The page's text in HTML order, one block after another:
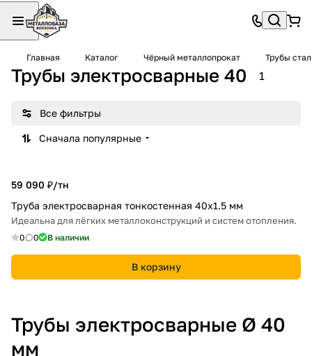
Главная Каталог Чёрный металлопрокат Трубы
Трубы электросварные 40 1
Все фильтры
Сначала популярные
59 090 ₽/тн
Труба электросварная тонкостенная 40х1.5 мм
Идеальна для лёгких металлоконструкций и систем отопления.
0 0 В наличии
В корзину
Трубы электросварные Ø 40
мм